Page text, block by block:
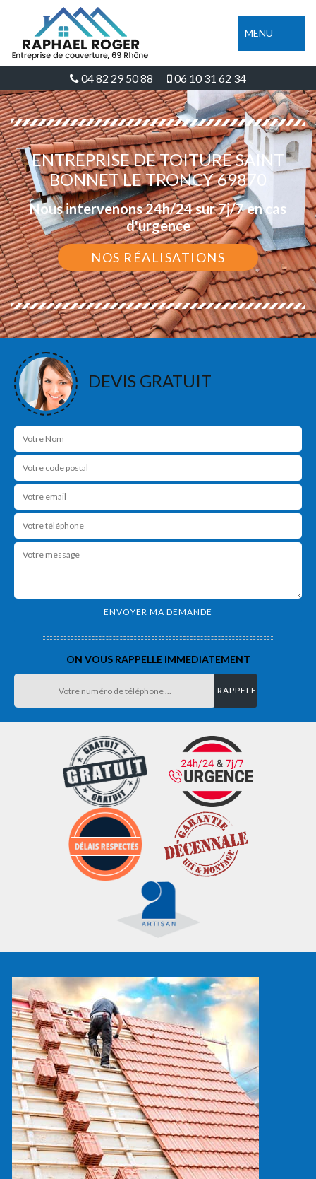
MENU
04 82 29 50 88 06 10 31 62 34
ENTREPRISE DE TOITURE SAINT
BONNET LE TRONCY 69870
Nous intervenons 24h/24 sur 7j/7 en cas
d'urgence
NOS RÉALISATIONS
DEVIS GRATUIT
ON VOUS RAPPELLE IMMEDIATEMENT